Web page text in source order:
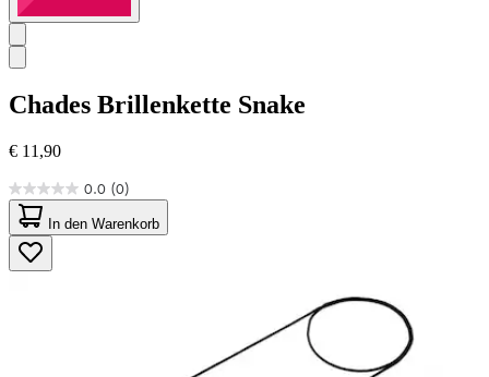
Chades Brillenkette Snake
€ 11,90
0.0 (0)
0.0
von
5
Sternen.
In den Warenkorb